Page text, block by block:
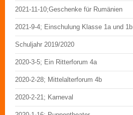
2021-11-10;Geschenke für Rumänien
2021-9-4; Einschulung Klasse 1a und 1b
Schuljahr 2019/2020
2020-3-5; Ein Ritterforum 4a
2020-2-28; Mittelalterforum 4b
2020-2-21; Karneval